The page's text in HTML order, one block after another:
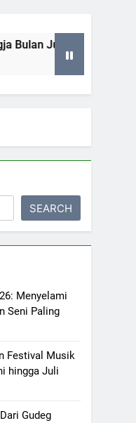
hingga Juli 2026 yang
SEARCH
Menyelami
Seni Paling
Festival Musik
hingga Juli
Gudeg